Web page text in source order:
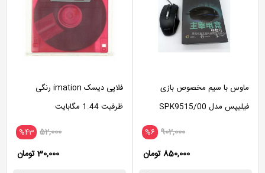
ماوس با سیم مخصوص بازی
فیلیپس مدل SPK9515/00
%6 902,000
850,000 تومان
فلاپی دیسک imation رنگی
ظرفیت 1.44 مگابایت
%43 52,000
30,000 تومان